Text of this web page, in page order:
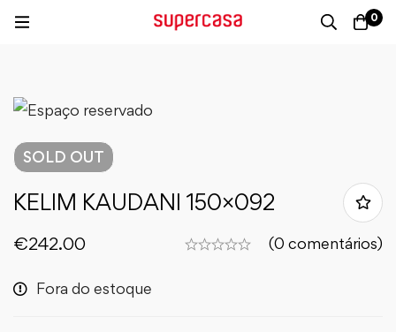
0
SOLD OUT
KELIM KAUDANI 150×092
€242.00 (0 comentários)
Fora do estoque